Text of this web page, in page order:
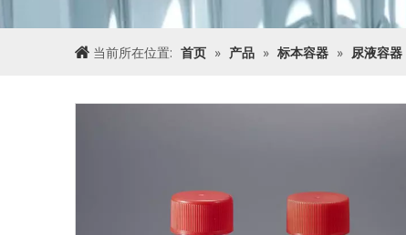
当前所在位置: 首页 » 产品 » 标本容器 » 尿液容器